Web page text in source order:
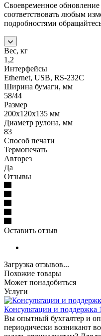
Своевременное
соответствовать любым
подробностями
Вес, кг
1,2
Интерфейсы
Ethernet, USB, RS-232C
Ширина бумаги, мм
58/44
Размер
200х120х135 мм
Диаметр рулона, мм
83
Способ печати
Термопечать
Авторез
Да
Отзывы
Оставить отзыв
Загрузка отзывов...
Похожие товары
Может понадобиться
Услуги
Консультации и поддержка
Вы опытный бухгалтер и
периодически возникают